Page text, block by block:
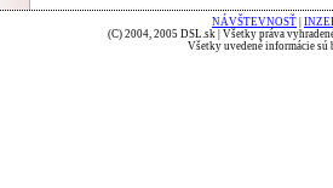
NÁVŠTEVNOSŤ
(C) 2004, 2005 DSL.sk | Všetky práva
Všetky uvedené informácie sú